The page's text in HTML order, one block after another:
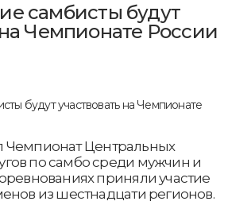
самбисты будут
Чемпионате России
Чемпионат Центральных
по самбо среди мужчин и
приняли участие
из шестнадцати регионов.